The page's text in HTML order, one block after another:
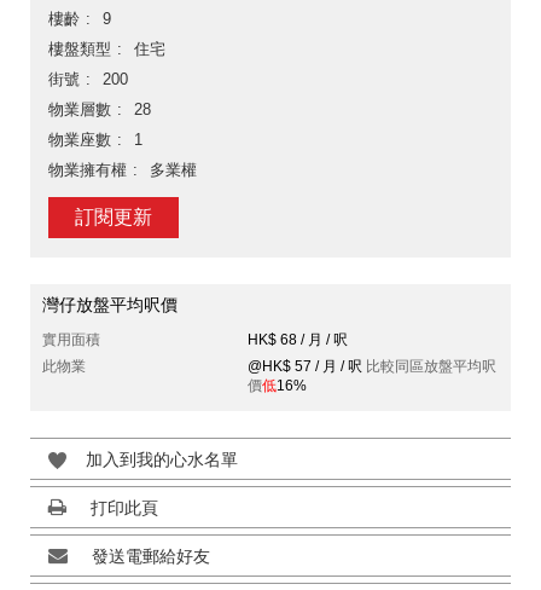
樓齡
9
樓盤類型
住宅
街號
200
物業層數
28
物業座數
1
物業擁有權
多業權
訂閱更新
灣仔放盤平均呎價
實用面積
HK$ 68 / 月 / 呎
此物業
@HK$ 57 / 月 / 呎 比較同區放盤平均呎
價低16%
加入到我的心水名單
打印此頁
發送電郵給好友